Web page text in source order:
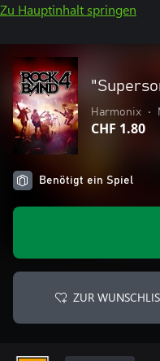
Zu Hauptinhalt springen
Harmonix •
CHF 1.80
Benötigt ein Spiel
ZUR